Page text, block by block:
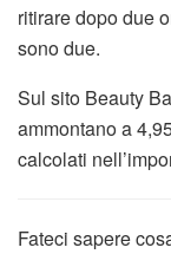
ritirare dopo due
sono due.
Sul sito Beauty
ammontano a
calcolati
Fateci sapere